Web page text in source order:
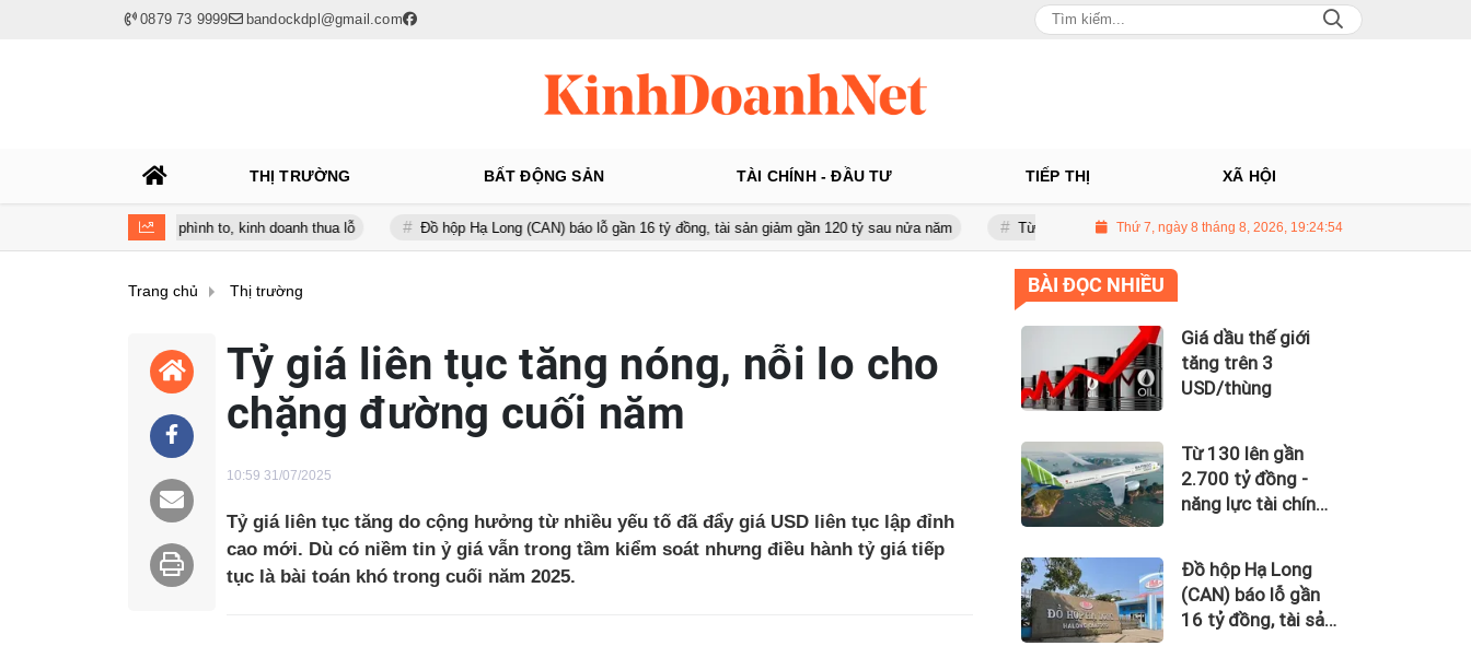
0879 73 9999 bandockdpl@gmail.com
THỊ TRƯỜNG BẤT ĐỘNG SẢN TÀI CHÍNH - ĐẦU TƯ TIẾP THỊ XÃ HỘI
lúc nợ vay phình to, kinh doanh thua lỗ Đồ hộp Hạ Long (CAN) báo lỗ gần 16 tỷ đồng, tài sản giảm gần 120 tỷ sau nửa năm Từ 130 lên gần 2.700 tỷ đồng - năng lực tài chính của Bamboo Airways nhìn từ
Thứ 7, ngày 8 tháng 8, 2026, 19:24:55
Trang chủ Thị trường
Tỷ giá liên tục tăng nóng, nỗi lo cho
chặng đường cuối năm
10:59 31/07/2025
Tỷ giá liên tục tăng do cộng hưởng từ nhiều yếu tố đã đẩy giá USD liên tục lập đỉnh
cao mới. Dù có niềm tin ỷ giá vẫn trong tầm kiểm soát nhưng điều hành tỷ giá tiếp
tục là bài toán khó trong cuối năm 2025.
BÀI ĐỌC NHIỀU
Giá dầu thế giới
tăng trên 3
USD/thùng
Từ 130 lên gần
2.700 tỷ đồng -
năng lực tài chính
Airways nhìn từ
công nợ với ACV
Đồ hộp Hạ Long
(CAN) báo lỗ gần
16 tỷ đồng, tài sản